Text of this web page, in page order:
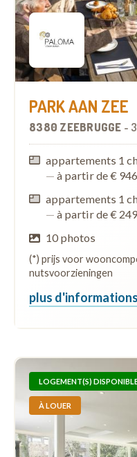
PARK AAN ZEE
8380 ZEEBRUGGE -
appartements 1
— à partir de € 946
appartements 1
— à partir de €
10 photos
(*) prijs voor
nutsvoorzieningen
plus d'informations
LOGEMENT(S)
À LOUER